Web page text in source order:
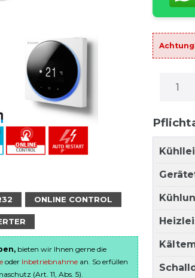
ONLINE CONTROL
bieten wir Ihnen gerne die
oder Inbetriebnahme an. So erfüllen
(Art. 11, Abs. 5).